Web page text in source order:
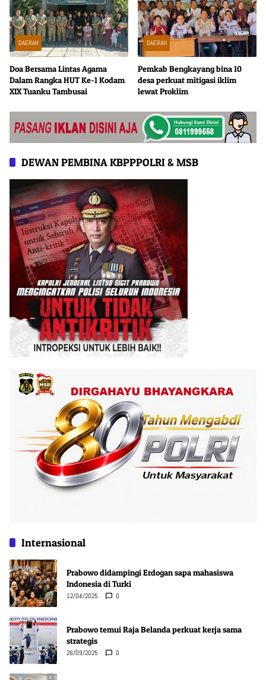
DAERAH
Doa Bersama Lintas Agama
Dalam Rangka HUT Ke-1 Kodam
XIX Tuanku Tambusai
DAERAH
Pemkab Bengkayang bina 10
desa perkuat mitigasi iklim
lewat Proklim
DEWAN PEMBINA KBPPPOLRI & MSB
Internasional
Prabowo didampingi Erdogan sapa mahasiswa
Indonesia di Turki
12/04/2025 0
Prabowo temui Raja Belanda perkuat kerja sama
strategis
26/09/2025 0